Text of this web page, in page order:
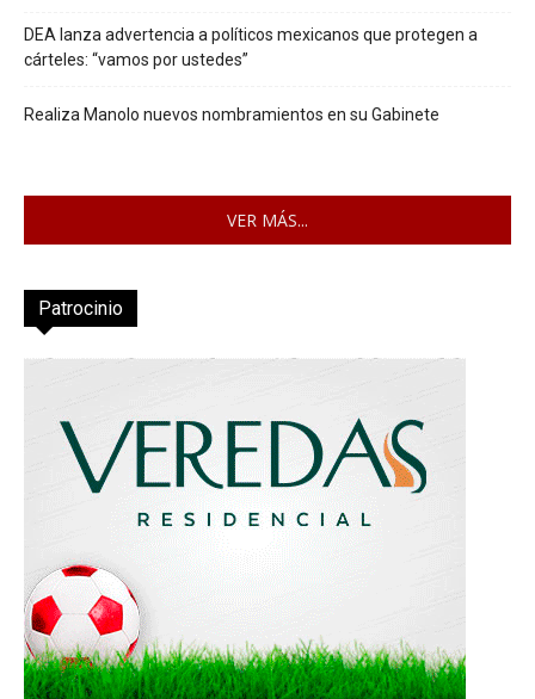
DEA lanza advertencia a políticos mexicanos que protegen a
cárteles: “vamos por ustedes”
Realiza Manolo nuevos nombramientos en su Gabinete
VER MÁS...
Patrocinio